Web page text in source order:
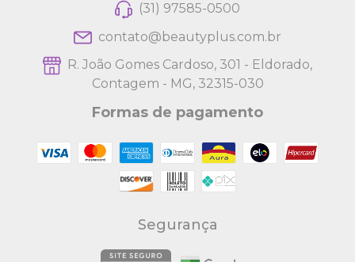
(31) 97585-0500
contato@beautyplus.com.br
R. João Gomes Cardoso, 301 - Eldorado,
Contagem - MG, 32315-030
Formas de pagamento
Segurança